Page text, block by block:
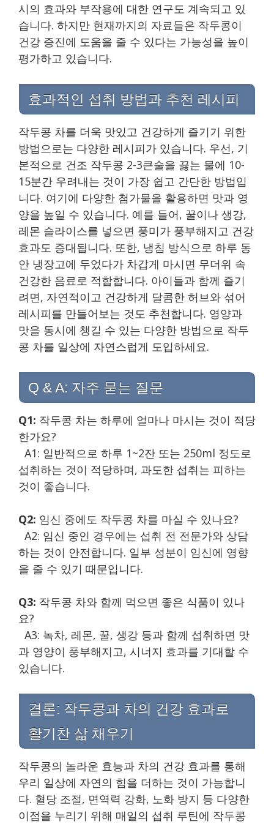
시의 효과와 부작용에 대한 연구도 계속되고 있
습니다. 하지만 현재까지의 자료들은 작두콩이
건강 증진에 도움을 줄 수 있다는 가능성을 높이
평가하고 있습니다.
효과적인 섭취 방법과 추천 레시피
작두콩 차를 더욱 맛있고 건강하게 즐기기 위한
방법으로는 다양한 레시피가 있습니다. 우선, 기
본적으로 건조 작두콩 2-3큰술을 끓는 물에 10-
15분간 우려내는 것이 가장 쉽고 간단한 방법입
니다. 여기에 다양한 첨가물을 활용하면 맛과 영
양을 높일 수 있습니다. 예를 들어, 꿀이나 생강,
레몬 슬라이스를 넣으면 풍미가 풍부해지고 건강
효과도 증대됩니다. 또한, 냉침 방식으로 하루 동
안 냉장고에 두었다가 차갑게 마시면 무더위 속
건강한 음료로 적합합니다. 아이들과 함께 즐기
려면, 자연적이고 건강하게 달콤한 허브와 섞어
레시피를 만들어보는 것도 추천합니다. 영양과
맛을 동시에 챙길 수 있는 다양한 방법으로 작두
콩 차를 일상에 자연스럽게 도입하세요.
Q & A: 자주 묻는 질문
Q1: 작두콩 차는 하루에 얼마나 마시는 것이 적당
한가요?
A1: 일반적으로 하루 1~2잔 또는 250ml 정도로
섭취하는 것이 적당하며, 과도한 섭취는 피하는
것이 좋습니다.
Q2: 임신 중에도 작두콩 차를 마실 수 있나요?
A2: 임신 중인 경우에는 섭취 전 전문가와 상담
하는 것이 안전합니다. 일부 성분이 임신에 영향
을 줄 수 있기 때문입니다.
Q3: 작두콩 차와 함께 먹으면 좋은 식품이 있나
요?
A3: 녹차, 레몬, 꿀, 생강 등과 함께 섭취하면 맛
과 영양이 풍부해지고, 시너지 효과를 기대할 수
있습니다.
결론: 작두콩과 차의 건강 효과로
활기찬 삶 채우기
작두콩의 놀라운 효능과 차의 건강 효과를 통해
우리 일상에 자연의 힘을 더하는 것이 가능합니
다. 혈당 조절, 면역력 강화, 노화 방지 등 다양한
이점을 누리기 위해 매일의 섭취 루틴에 작두콩